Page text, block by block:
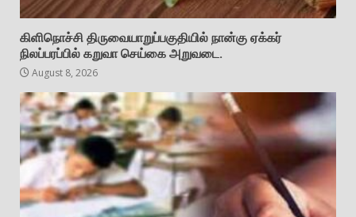
கிளிநொச்சி திருவையாறுப்பகுதியில் நான்கு ஏக்கர்
நிலப்பரப்பில் கறுவா செய்கை அறுவடை.
August 8, 2026